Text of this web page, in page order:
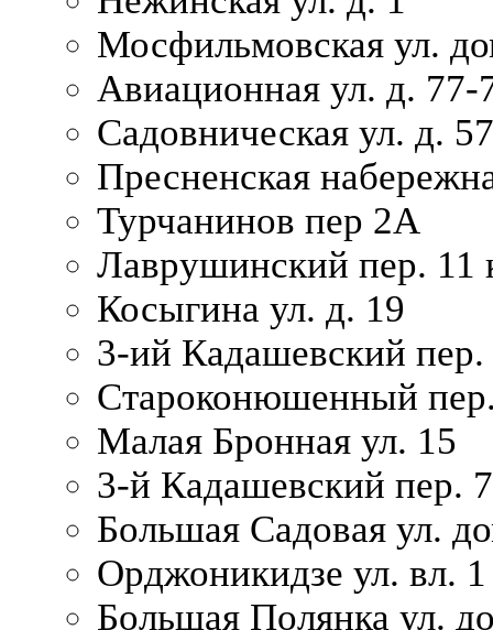
Мосфильмовская ул.
Авиационная ул. д. 77-
Садовническая ул. д.
Пресненская
Турчанинов пер 2А
Лаврушинский пер. 11
Косыгина ул. д. 19
3-ий Кадашевский пер.
Староконюшенный
Малая Бронная ул. 15
3-й Кадашевский пер.
Большая Садовая ул.
Орджоникидзе ул. вл. 1
Большая Полянка ул.